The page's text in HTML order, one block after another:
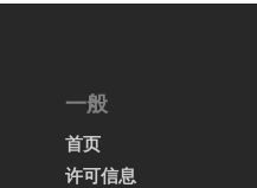
一般
首页
许可信息